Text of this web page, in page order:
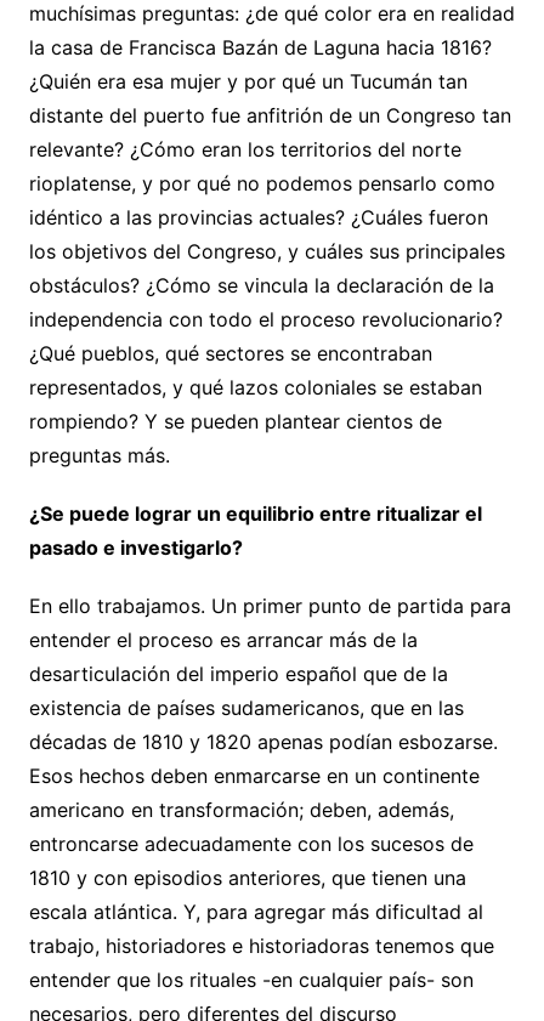
muchísimas preguntas: ¿de qué color era en realidad
la casa de Francisca Bazán de Laguna hacia 1816?
¿Quién era esa mujer y por qué un Tucumán tan
distante del puerto fue anfitrión de un Congreso tan
relevante? ¿Cómo eran los territorios del norte
rioplatense, y por qué no podemos pensarlo como
idéntico a las provincias actuales? ¿Cuáles fueron
los objetivos del Congreso, y cuáles sus principales
obstáculos? ¿Cómo se vincula la declaración de la
independencia con todo el proceso revolucionario?
¿Qué pueblos, qué sectores se encontraban
representados, y qué lazos coloniales se estaban
rompiendo? Y se pueden plantear cientos de
preguntas más.
¿Se puede lograr un equilibrio entre ritualizar el
pasado e investigarlo?
En ello trabajamos. Un primer punto de partida para
entender el proceso es arrancar más de la
desarticulación del imperio español que de la
existencia de países sudamericanos, que en las
décadas de 1810 y 1820 apenas podían esbozarse.
Esos hechos deben enmarcarse en un continente
americano en transformación; deben, además,
entroncarse adecuadamente con los sucesos de
1810 y con episodios anteriores, que tienen una
escala atlántica. Y, para agregar más dificultad al
trabajo, historiadores e historiadoras tenemos que
entender que los rituales -en cualquier país- son
necesarios, pero diferentes del discurso